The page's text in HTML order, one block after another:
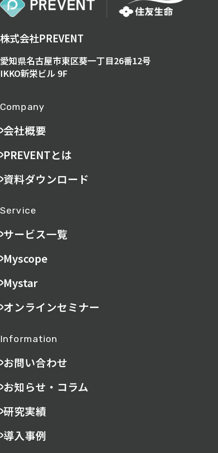
株式会社PREVENT
愛知県名古屋市東区葵一丁目26番12号
IKKO新栄ビル 9F
Company
会社概要
PREVENTとは
資料ダウンロード
Service
サービス一覧
Myscope
Mystar
オンラインセミナー
Information
お問い合わせ
お知らせ・コラム
研究実績
導入事例